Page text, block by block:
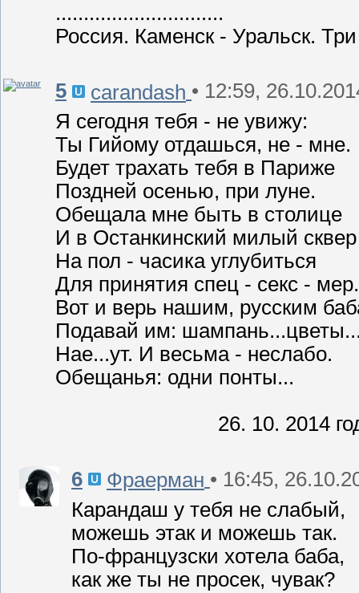
..............................
Россия. Каменск - Уральск.
5 carandash • 12:59,
Я сегодня тебя - не увижу:
Ты Гийому отдашься, не - мне.
Будет трахать тебя в Париже
Поздней осенью, при луне.
Обещала мне быть в столице
И в Останкинский милый сквер
На пол - часика углубиться
Для принятия спец - секс - мер.
Вот и верь нашим, русским
Подавай им:
Нае...ут. И весьма - неслабо.
Обещанья: одни понты...
26. 10. 2014
6 Фраерман • 16:45,
Карандаш у тебя не слабый,
можешь этак и можешь так.
По-французски хотела баба,
как же ты не просек, чувак?